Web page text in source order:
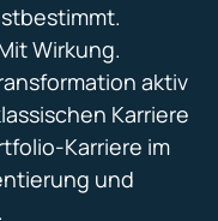
Wirkung.
aktiv
Karriere
Karriere im
und